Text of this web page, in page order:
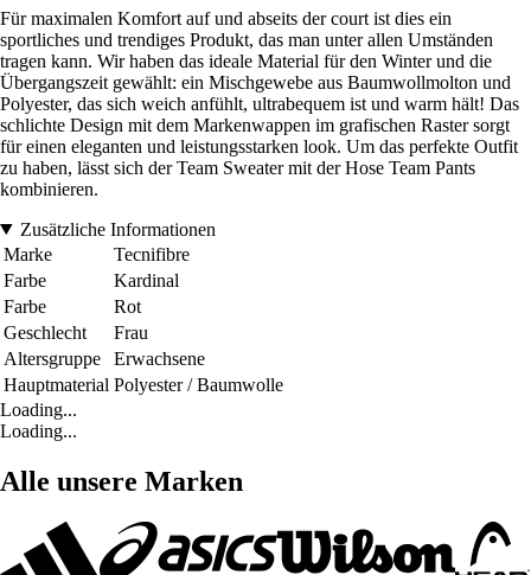
Für maximalen Komfort auf und abseits der court ist dies ein
sportliches und trendiges Produkt, das man unter allen Umständen
tragen kann. Wir haben das ideale Material für den Winter und die
Übergangszeit gewählt: ein Mischgewebe aus Baumwollmolton und
Polyester, das sich weich anfühlt, ultrabequem ist und warm hält! Das
schlichte Design mit dem Markenwappen im grafischen Raster sorgt
für einen eleganten und leistungsstarken look. Um das perfekte Outfit
zu haben, lässt sich der Team Sweater mit der Hose Team Pants
kombinieren.
Zusätzliche Informationen
Marke
Tecnifibre
Farbe
Kardinal
Farbe
Rot
Geschlecht
Frau
Altersgruppe
Erwachsene
Hauptmaterial Polyester / Baumwolle
Loading...
Loading...
Alle unsere Marken